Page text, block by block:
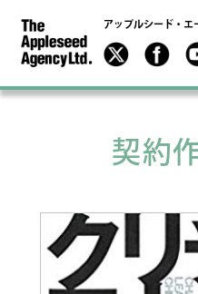
アップルシード・エ
契約